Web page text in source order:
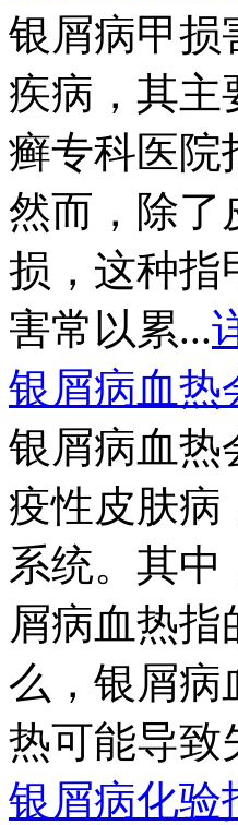
银屑病甲损
疾病，其主
癣专科医院
然而，除了
损，这种指
害常以累...
银屑病血热
银屑病血热
疫性皮肤病
系统。其
屑病血热
么，银屑病
热可能导致
银屑病化验